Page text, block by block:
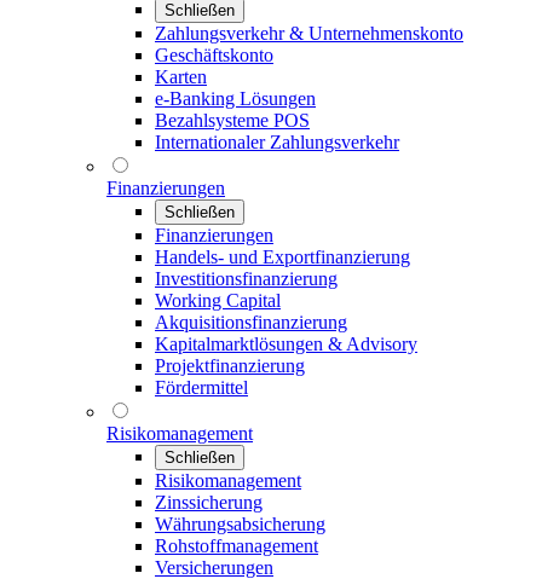
Schließen
Zahlungsverkehr & Unternehmenskonto
Geschäftskonto
Karten
e-Banking Lösungen
Bezahlsysteme POS
Internationaler Zahlungsverkehr
Finanzierungen
Schließen
Finanzierungen
Handels- und Exportfinanzierung
Investitionsfinanzierung
Working Capital
Akquisitionsfinanzierung
Kapitalmarktlösungen & Advisory
Projektfinanzierung
Fördermittel
Risikomanagement
Schließen
Risikomanagement
Zinssicherung
Währungsabsicherung
Rohstoffmanagement
Versicherungen